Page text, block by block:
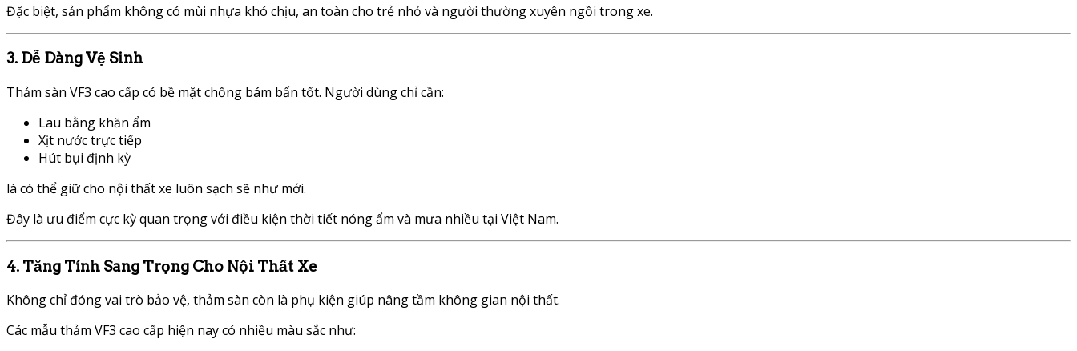
Đặc biệt, sản phẩm không có mùi nhựa khó chịu, an toàn cho trẻ nhỏ và người thường xuyên ngồi trong xe.
3. Dễ Dàng Vệ Sinh
Thảm sàn VF3 cao cấp có bề mặt chống bám bẩn tốt. Người dùng chỉ cần:
Lau bằng khăn ẩm
Xịt nước trực tiếp
Hút bụi định kỳ
là có thể giữ cho nội thất xe luôn sạch sẽ như mới.
Đây là ưu điểm cực kỳ quan trọng với điều kiện thời tiết nóng ẩm và mưa nhiều tại Việt Nam.
4. Tăng Tính Sang Trọng Cho Nội Thất Xe
Không chỉ đóng vai trò bảo vệ, thảm sàn còn là phụ kiện giúp nâng tầm không gian nội thất.
Các mẫu thảm VF3 cao cấp hiện nay có nhiều màu sắc như: